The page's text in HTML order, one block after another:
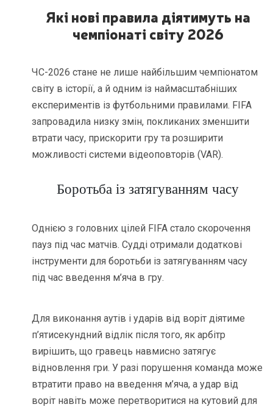
Які нові правила діятимуть на
чемпіонаті світу 2026
ЧС-2026 стане не лише найбільшим чемпіонатом
світу в історії, а й одним із наймасштабніших
експериментів із футбольними правилами. FIFA
запровадила низку змін, покликаних зменшити
втрати часу, прискорити гру та розширити
можливості системи відеоповторів (VAR).
Боротьба із затягуванням часу
Однією з головних цілей FIFA стало скорочення
пауз під час матчів. Судді отримали додаткові
інструменти для боротьби із затягуванням часу
під час введення м’яча в гру.
Для виконання аутів і ударів від воріт діятиме
п’ятисекундний відлік після того, як арбітр
вирішить, що гравець навмисно затягує
відновлення гри. У разі порушення команда може
втратити право на введення м’яча, а удар від
воріт навіть може перетворитися на кутовий для